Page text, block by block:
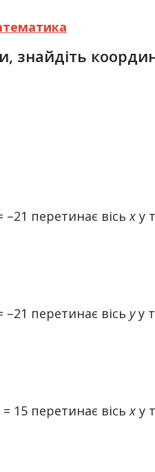
–21 перетинає вісьх у
–21 перетинає вісь уу
15 перетинає вісьх у